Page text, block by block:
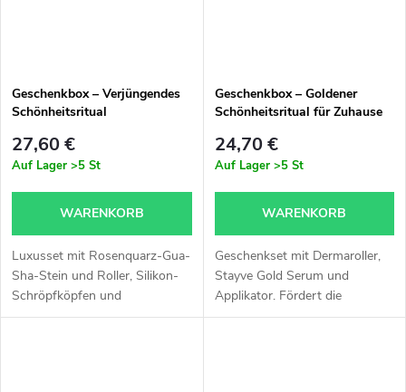
Geschenkbox – Verjüngendes
Schönheitsritual
27,60 €
Auf Lager >5 St
WARENKORB
Luxusset mit Rosenquarz-Gua-
Sha-Stein und Roller, Silikon-
Schröpfköpfen und
Hyaluronserum. Strafft, belebt
Geschenkbox – Goldener
Schönheitsritual für Zuhause
24,70 €
Auf Lager >5 St
WARENKORB
Geschenkset mit Dermaroller,
Stayve Gold Serum und
Applikator. Fördert die
Regeneration, Glättung und